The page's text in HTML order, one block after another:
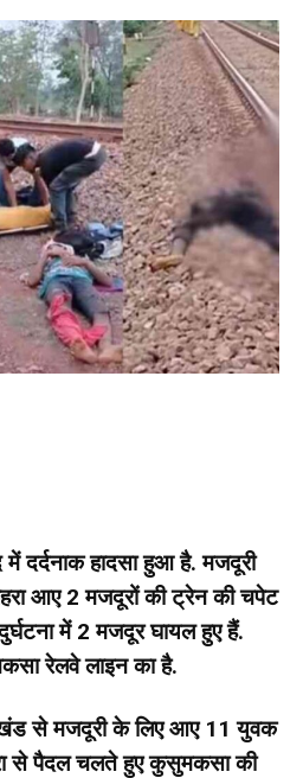
में दर्दनाक हादसा हुआ है. मजदूरी
आए 2 मजदूरों की ट्रेन की चपेट
में 2 मजदूर घायल हुए हैं.
रेलवे लाइन का है.
से मजदूरी के लिए आए 11 युवक
से पैदल चलते हुए कुसुमकसा की